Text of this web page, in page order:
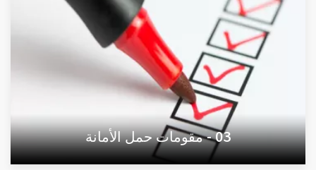
03 - مقومات حمل الأمانة